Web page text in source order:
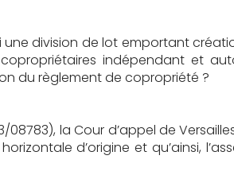
division de lot emportant
indépendant et
du règlement de copropriété ?
08783), la Cour d’appel de
d’origine et qu’ainsi,